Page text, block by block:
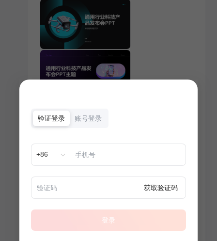
验证登录 账号登录
+86
获取验证码
登录